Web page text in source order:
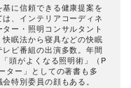
に信頼できる健康提案を
、インテリアコーディネ
ー・照明コンサルタント
眠法から寝具などの快眠
ビ番組の出演多数。年間
頭がよくなる照明術」（P
ター」としての著書も多
特別委員の顔もある。